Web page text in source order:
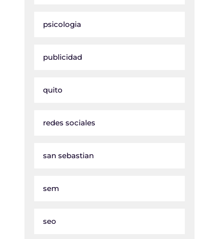
psicologia
publicidad
quito
redes sociales
san sebastian
sem
seo